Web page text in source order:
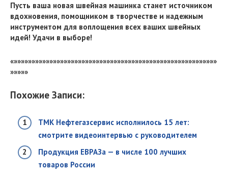
Пусть ваша новая швейная машинка станет источником
вдохновения, помощником в творчестве и надежным
инструментом для воплощения всех ваших швейных
идей! Удачи в выборе!
«»»»»»»»»»»»»»»»»»»»»»»»»»»»»»»»»»»»»»»»»»»»»»»»»»»»»»»»»»
»»»»»
Похожие Записи:
ТМК Нефтегазсервис исполнилось 15 лет:
смотрите видеоинтервью с руководителем
Продукция ЕВРАЗа — в числе 100 лучших
товаров России